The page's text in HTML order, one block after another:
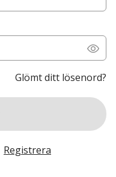
Glömt ditt lösenord?
Registrera